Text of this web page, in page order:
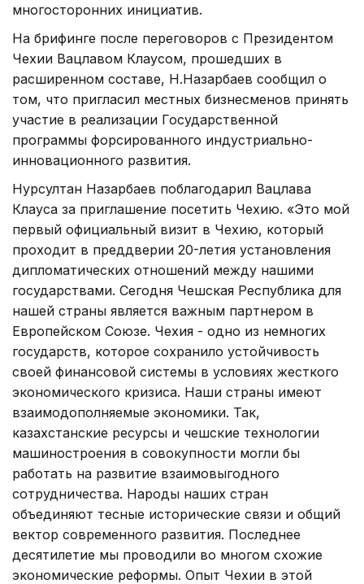
многосторонних инициатив.
На брифинге после переговоров с Президентом
Чехии Вацлавом Клаусом, прошедших в
расширенном составе, Н.Назарбаев сообщил о
том, что пригласил местных бизнесменов принять
участие в реализации Государственной
программы форсированного индустриально-
инновационного развития.
Нурсултан Назарбаев поблагодарил Вацлава
Клауса за приглашение посетить Чехию. «Это мой
первый официальный визит в Чехию, который
проходит в преддверии 20-летия установления
дипломатических отношений между нашими
государствами. Сегодня Чешская Республика для
нашей страны является важным партнером в
Европейском Союзе. Чехия - одно из немногих
государств, которое сохранило устойчивость
своей финансовой системы в условиях жесткого
экономического кризиса. Наши страны имеют
взаимодополняемые экономики. Так,
казахстанские ресурсы и чешские технологии
машиностроения в совокупности могли бы
работать на развитие взаимовыгодного
сотрудничества. Народы наших стран
объединяют тесные исторические связи и общий
вектор современного развития. Последнее
десятилетие мы проводили во многом схожие
экономические реформы. Опыт Чехии в этой